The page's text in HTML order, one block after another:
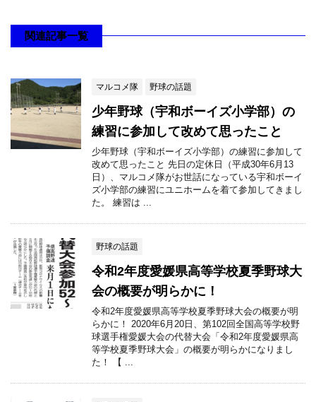
関連記事一覧
マルコメ隊 野球の話題
少年野球（宇和ボーイズ小学部）の
練習に参加して改めて思ったこと
少年野球（宇和ボーイズ小学部）の練習に参加して
改めて思ったこと 先日の定休日（平成30年6月13
日）、マルコメ隊がお世話になっている宇和ボーイ
ズ小学部の練習にユニホームを着て参加してきまし
た。 練習は ...
野球の話題
令和2年度愛媛県高等学校夏季野球大
会の概要が明らかに！
令和2年度愛媛県高等学校夏季野球大会の概要が明
らかに！ 2020年6月20日、第102回全国高等学校野
球選手権愛媛大会の代替大会「令和2年度愛媛県高
等学校夏季野球大会」の概要が明らかになりまし
た！ 【 ...